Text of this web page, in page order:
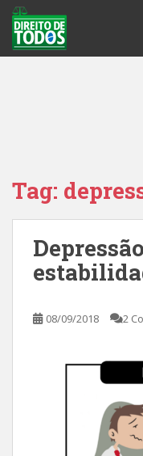
Tag:
08/09/2018 2